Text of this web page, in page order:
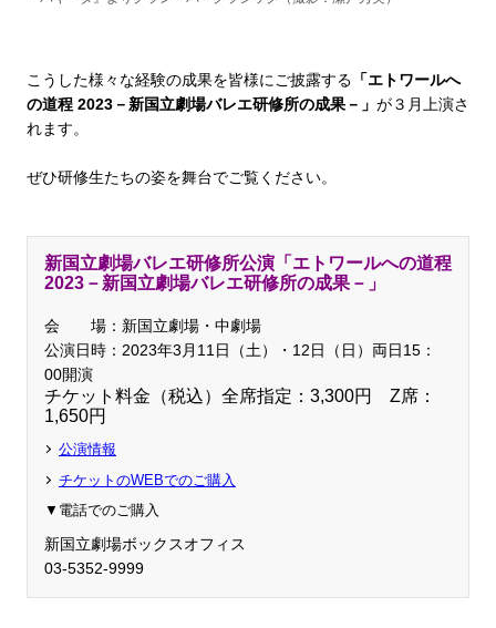
こうした様々な経験の成果を皆様にご披露する 「エトワールへ
の道程 2023－新国立劇場バレエ研修所の成果－」 が３月上演さ
れます。
ぜひ研修生たちの姿を舞台でご覧ください。
新国立劇場バレエ研修所公演「エトワールへの道程
2023－新国立劇場バレエ研修所の成果－」
会 場： 新国立劇場・中劇場
公演日時：2023年3月11日（土）・12日（日）両日15：
00開演
チケット料金（税込）全席指定：3,300円 Z席：
1,650円
公演情報
チケットのWEBでのご購入
▼電話でのご購入
新国立劇場ボックスオフィス
03-5352-9999